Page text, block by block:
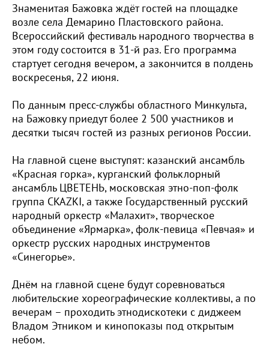
Знаменитая Бажовка ждёт гостей на площадке
возле села Демарино Пластовского района.
Всероссийский фестиваль народного творчества в
этом году состоится в 31-й раз. Его программа
стартует сегодня вечером, а закончится в полдень
воскресенья, 22 июня.
По данным пресс-службы областного Минкульта,
на Бажовку приедут более 2 500 участников и
десятки тысяч гостей из разных регионов России.
На главной сцене выступят: казанский ансамбль
«Красная горка», курганский фольклорный
ансамбль ЦВЕТЕНЬ, московская этно-поп-фолк
группа CKAZKI, а также Государственный русский
народный оркестр «Малахит», творческое
объединение «Ярмарка», фолк-певица «Певчая» и
оркестр русских народных инструментов
«Синегорье».
Днём на главной сцене будут соревноваться
любительские хореографические коллективы, а по
вечерам – проходить этнодискотеки с диджеем
Владом Этником и кинопоказы под открытым
небом.